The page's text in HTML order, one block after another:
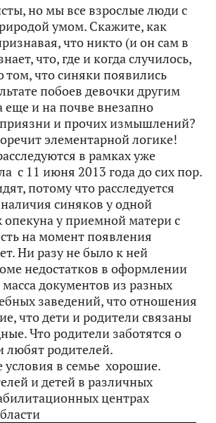
но мы все взрослые люди с
умом. Скажите, как
что никто (и он сам в
что, где и когда случилось,
том, что синяки появились
побоев девочки другим
еще и на почве внезапно
и прочих измышлений?
элементарной логике!
в рамках уже
с 11 июня 2013 года до сих пор.
потому что расследуется
синяков у одной
у приемной матери с
на момент появления
Ни разу не было к ней
недостатков в оформлении
документов из разных
заведений, что отношения
что дети и родители связаны
Что родители заботятся о
любят родителей.
в семье хорошие.
и детей в различных
центрах